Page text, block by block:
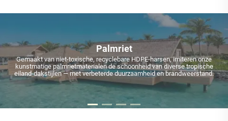
Palmriet
Gemaakt van niet-toxische, recyclebare HDPE-harsen, imiteren onze
kunstmatige palmrietmaterialen de schoonheid van diverse tropische
eiland-dakstijlen — met verbeterde duurzaamheid en brandweerstand.